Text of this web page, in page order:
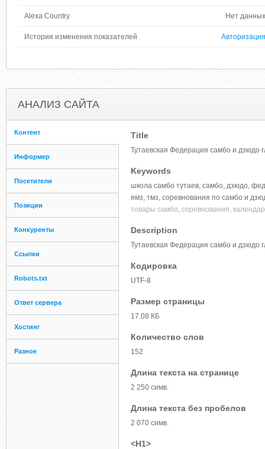
Alexa Country Нет данных
История изменения показателей Авторизация
АНАЛИЗ САЙТА
Контент
Информер
Посетители
Позиции
Конкуренты
Ссылки
Robots.txt
Ответ сервера
Хостинг
Разное
Title
Тутаевская Федерация самбо и дзюдо
Keywords
школа самбо тутаев, самбо, дзюдо,
ямз, тмз, соревнования по самбо и
товары самбо, соревнования,
Description
Тутаевская Федерация самбо и дзюдо
Кодировка
UTF-8
Размер страницы
17.08 КБ
Количество слов
152
Длина текста на странице
2 250 симв.
Длина текста без пробелов
2 070 симв.
<H1>